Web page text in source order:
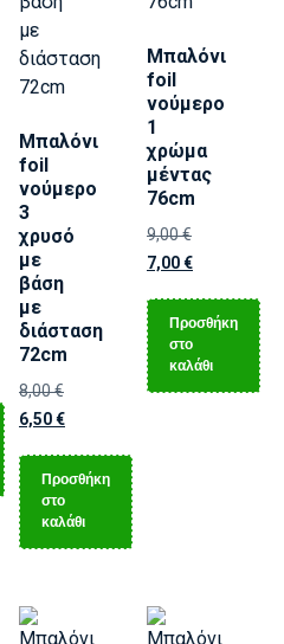
Μπαλόνι
foil
νούμερο
3
χρυσό
με
βάση
με
διάσταση
72cm
8,00€
6,50€
Προσθήκη
στο
καλάθι
Μπαλόνι
foil
νούμερο
1
χρώμα
μέντας
76cm
9,00€
7,00€
Προσθήκη
στο
καλάθι